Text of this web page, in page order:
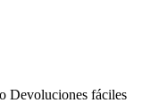
Devoluciones fáciles